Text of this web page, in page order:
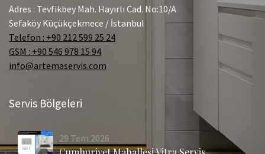
Adres : Tevfikbey Mah. Hayırlı Cad. No:10/A
Sefaköy Küçükçekmece / İstanbul
Telefon : +90 212 599 25 24
GSM : +90 546 978 15 94
info@artemaservis.com
Servis Bölgeleri
29 Tem 2026